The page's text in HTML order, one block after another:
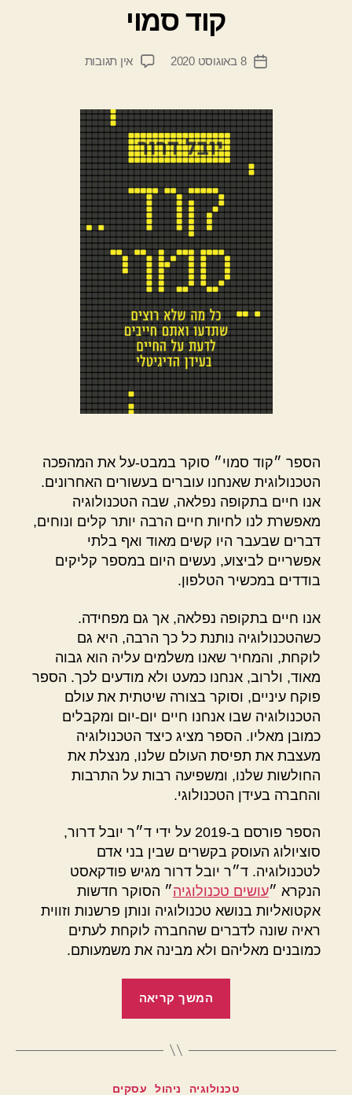
קוד סמוי
המחבר
הפוסט
מ
ן
יי
ב
תאריך
8 באוגוסט 2020 אין תגובותעל
הספר ״קוד סמוי״ סוקר במבט-על את המהפכה
הטכנולוגית שאנחנו עוברים בעשורים האחרונים.
אנו חיים בתקופה נפלאה, שבה הטכנולוגיה
מאפשרת לנו לחיות חיים הרבה יותר קלים ונוחים,
דברים שבעבר היו קשים מאוד ואף בלתי
אפשריים לביצוע, נעשים היום במספר קליקים
בודדים במכשיר הטלפון.
אנו חיים בתקופה נפלאה, אך גם מפחידה.
כשהטכנולוגיה נותנת כל כך הרבה, היא גם
לוקחת, והמחיר שאנו משלמים עליה הוא גבוה
מאוד, ולרוב, אנחנו כמעט ולא מודעים לכך. הספר
פוקח עיניים, וסוקר בצורה שיטתית את עולם
הטכנולוגיה שבו אנחנו חיים יום-יום ומקבלים
כמובן מאליו. הספר מציג כיצד הטכנולוגיה
מעצבת את תפיסת העולם שלנו, מנצלת את
החולשות שלנו, ומשפיעה רבות על התרבות
והחברה בעידן הטכנולוגי.
הספר פורסם ב-2019 על ידי ד״ר יובל דרור,
סוציולוג העוסק בקשרים שבין בני אדם
לטכנולוגיה. ד״ר יובל דרור מגיש פודקאסט
הנקרא ״עושים טכנולוגיה״ הסוקר חדשות
אקטואליות בנושא טכנולוגיה ונותן פרשנות וזווית
ראיה שונה לדברים שהחברה לוקחת לעתים
כמובנים מאליהם ולא מבינה את משמעותם.
המשך קריאה
קטגוריות טכנולוגיה ניהול עסקים